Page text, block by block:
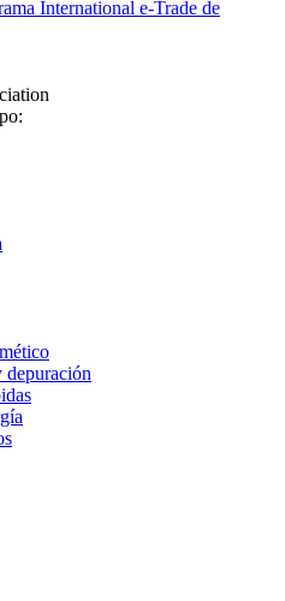
International e-Trade de
depuración